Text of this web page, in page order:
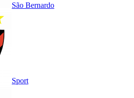
São Bernardo
Sport